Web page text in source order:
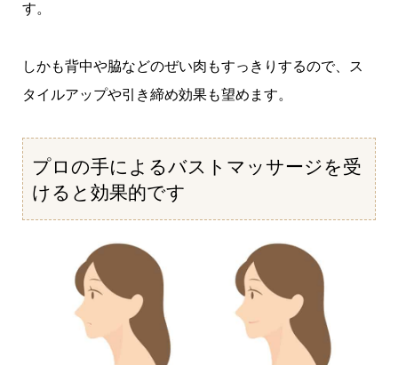
す。
しかも背中や脇などのぜい肉もすっきりするので、ス
タイルアップや引き締め効果も望めます。
プロの手によるバストマッサージを受
けると効果的です